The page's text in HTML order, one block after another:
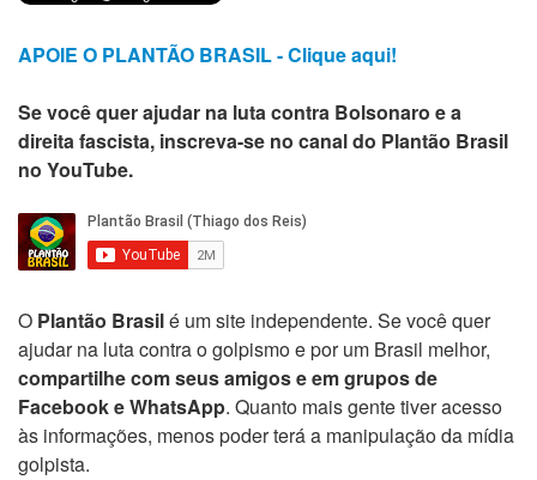
APOIE O PLANTÃO BRASIL - Clique aqui!
Se você quer ajudar na luta contra Bolsonaro e a
direita fascista, inscreva-se no canal do Plantão Brasil
no YouTube.
O Plantão Brasilé um site independente. Se você quer
ajudar na luta contra o golpismo e por um Brasil melhor,
compartilhe com seus amigos e em grupos de
Facebook e WhatsApp. Quanto mais gente tiver acesso
às informações, menos poder terá a manipulação da mídia
golpista.